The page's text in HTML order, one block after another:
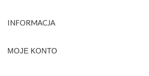
INFORMACJA
MOJE KONTO